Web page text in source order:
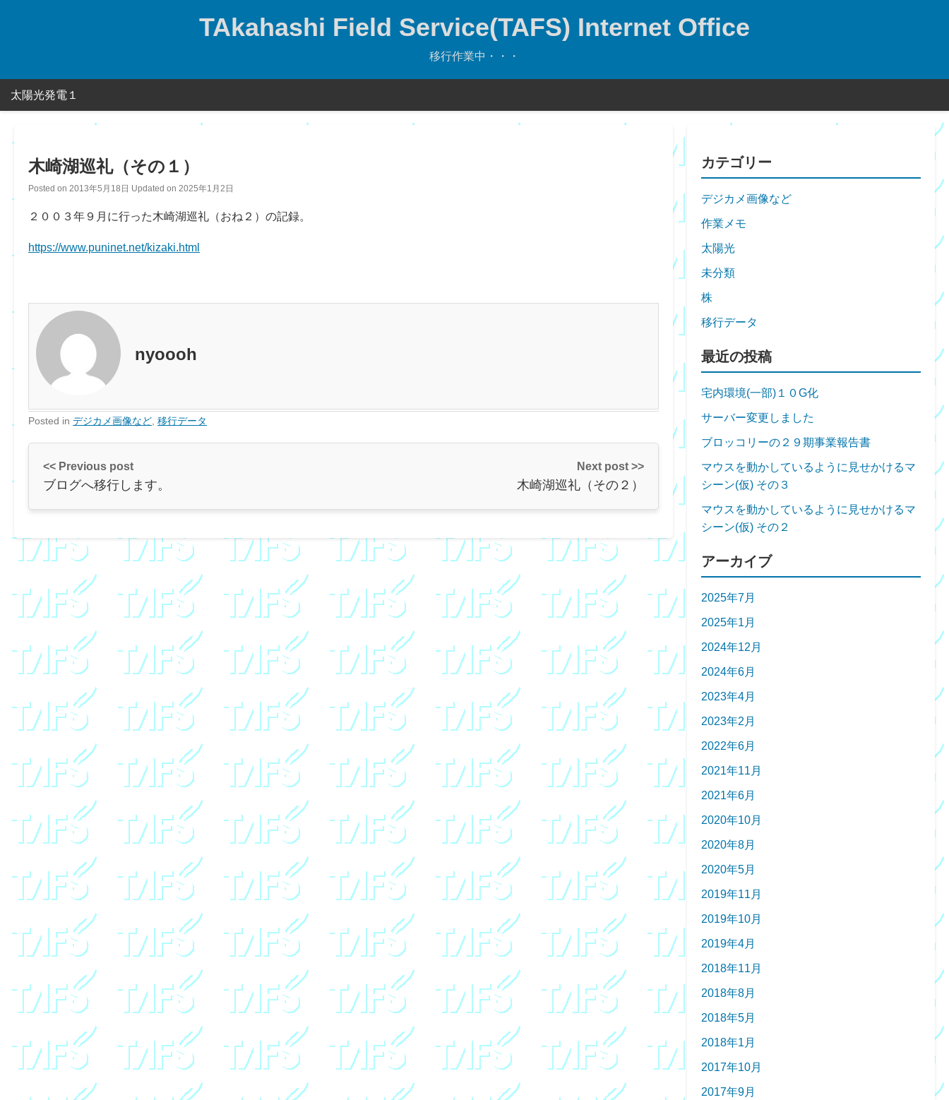
TAkahashi Field Service(TAFS) Internet Office
移行作業中・・・
太陽光発電１
木崎湖巡礼（その１）
Posted on 2013年5月18日 Updated on 2025年1月2日
２００３年９月に行った木崎湖巡礼（おね２）の記録。
https://www.puninet.net/kizaki.html
nyoooh
Posted in デジカメ画像など 移行データ
<< Previous post
ブログへ移行します。
Next post >>
木崎湖巡礼（その２）
カテゴリー
デジカメ画像など
作業メモ
太陽光
未分類
株
移行データ
最近の投稿
宅内環境(一部)１０G化
サーバー変更しました
ブロッコリーの２９期事業報告書
マウスを動かしているように見せかけるマ
シーン(仮) その３
マウスを動かしているように見せかけるマ
シーン(仮) その２
アーカイブ
2025年7月
2025年1月
2024年12月
2024年6月
2023年4月
2023年2月
2022年6月
2021年11月
2021年6月
2020年10月
2020年8月
2020年5月
2019年11月
2019年10月
2019年4月
2018年11月
2018年8月
2018年5月
2018年1月
2017年10月
2017年9月